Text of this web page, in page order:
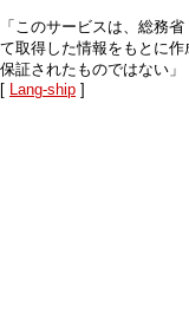
「このサービスは、総務
て取得した情報をもとに
保証されたものではない」
[ Lang-ship ]